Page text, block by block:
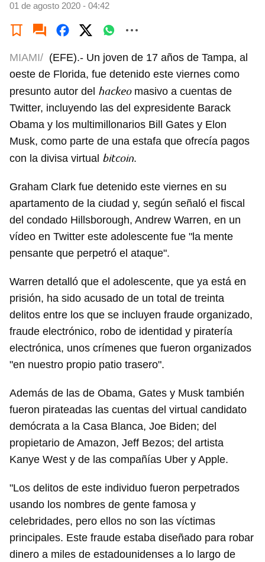
01 de agosto 2020 - 04:42
MIAMI/ (EFE).- Un joven de 17 años de Tampa, al
oeste de Florida, fue detenido este viernes como
presunto autor del hackeomasivo a cuentas de
Twitter, incluyendo las del expresidente Barack
Obama y los multimillonarios Bill Gates y Elon
Musk, como parte de una estafa que ofrecía pagos
con la divisa virtual bitcoin.
Graham Clark fue detenido este viernes en su
apartamento de la ciudad y, según señaló el fiscal
del condado Hillsborough, Andrew Warren, en un
vídeo en Twitter este adolescente fue "la mente
pensante que perpetró el ataque".
Warren detalló que el adolescente, que ya está en
prisión, ha sido acusado de un total de treinta
delitos entre los que se incluyen fraude organizado,
fraude electrónico, robo de identidad y piratería
electrónica, unos crímenes que fueron organizados
"en nuestro propio patio trasero".
Además de las de Obama, Gates y Musk también
fueron pirateadas las cuentas del virtual candidato
demócrata a la Casa Blanca, Joe Biden; del
propietario de Amazon, Jeff Bezos; del artista
Kanye West y de las compañías Uber y Apple.
"Los delitos de este individuo fueron perpetrados
usando los nombres de gente famosa y
celebridades, pero ellos no son las víctimas
principales. Este fraude estaba diseñado para robar
dinero a miles de estadounidenses a lo largo de